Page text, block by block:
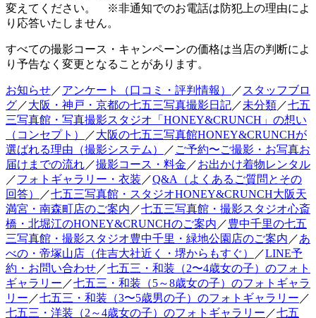
変えてください。 ※非通知でのお電話は防犯上の理由によ
り応答いたしません。
すべての撮影コース・キャンペーンの価格は当店の判断によ
り予告なく変更となることがあります。
お知らせ／アンケート（口コミ・評判情報） ／ スタッフブロ
グ／大阪・神戸・京都の七五三写真撮影日記／未分類／七五
三写真館・写真撮影スタジオ「HONEY&CRUNCH」の想い
（コンセプト）
／大阪の七五三写真館HONEY&CRUNCHが
選ばれる理由（撮影システム）
／ ご予約〜ご撮影・お写真お
届けまでの流れ／撮影コース・料金 ／お出かけ着物レンタル
／フォトギャラリー・衣装 ／Q&A（よくあるご質問とその
回答）
／七五三写真館・スタジオHONEY&CRUNCH大阪天
満宮・南森町店のご案内 ／七五三写真館・撮影スタジオ心斎
橋・北堀江のHONEY&CRUNCHのご案内 ／豊中千里の七五
三写真館・撮影スタジオ豊中千里・緑地公園店のご案内 ／あ
べの・帝塚山店（住吉大社近く・堺からもすぐ）
／LINE予
約・お問い合わせ／七五三・和装（2〜4歳女の子）のフォト
ギャラリー ／七五三・和装（5～8歳女の子）のフォトギャラ
リー ／七五三・和装（3〜5歳男の子）のフォトギャラリー ／
七五三・洋装（2～4歳女の子）のフォトギャラリー ／七五